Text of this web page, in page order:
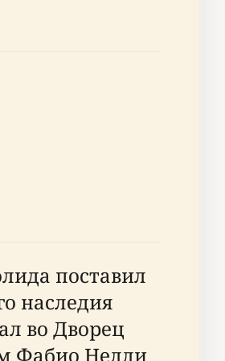
поставил
наследия
во Дворец
Фабио Нелли